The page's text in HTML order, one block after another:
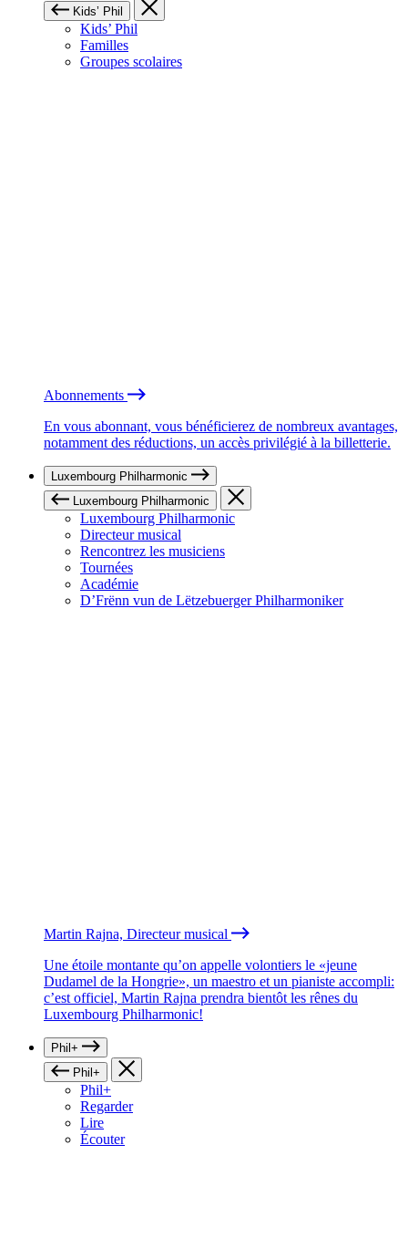
Kids’ Phil
Kids’ Phil
Familles
Groupes scolaires
Abonnements
En vous abonnant, vous bénéficierez de nombreux avantages,
notamment des réductions, un accès privilégié à la billetterie.
Luxembourg Philharmonic
Luxembourg Philharmonic
Luxembourg Philharmonic
Directeur musical
Rencontrez les musiciens
Tournées
Académie
D’Frënn vun de Lëtzebuerger Philharmoniker
Martin Rajna, Directeur musical
Une étoile montante qu’on appelle volontiers le «jeune
Dudamel de la Hongrie», un maestro et un pianiste accompli:
c’est officiel, Martin Rajna prendra bientôt les rênes du
Luxembourg Philharmonic!
Phil+
Phil+
Phil+
Regarder
Lire
Écouter